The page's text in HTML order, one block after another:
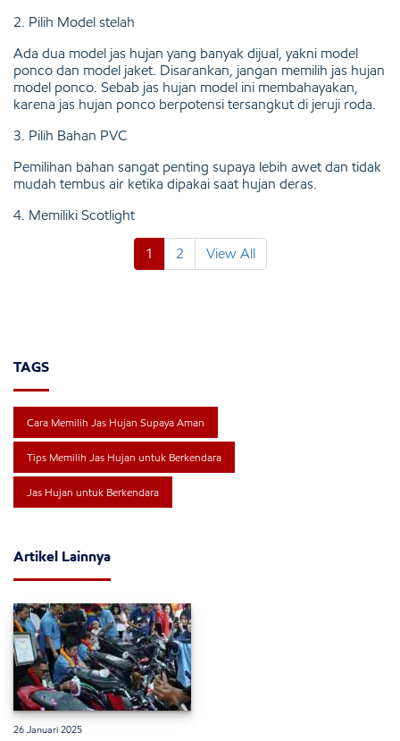
2. Pilih Model stelah
Ada dua model jas hujan yang banyak dijual, yakni model
ponco dan model jaket. Disarankan, jangan memilih jas hujan
model ponco. Sebab jas hujan model ini membahayakan,
karena jas hujan ponco berpotensi tersangkut di jeruji roda.
3. Pilih Bahan PVC
Pemilihan bahan sangat penting supaya lebih awet dan tidak
mudah tembus air ketika dipakai saat hujan deras.
4. Memiliki Scotlight
1 2 View All
TAGS
Cara Memilih Jas Hujan Supaya Aman
Tips Memilih Jas Hujan untuk Berkendara
Jas Hujan untuk Berkendara
Artikel Lainnya
26 Januari 2025